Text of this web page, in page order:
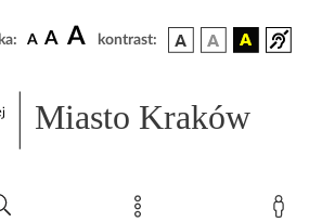
A A A kontrast:
Miasto Kraków